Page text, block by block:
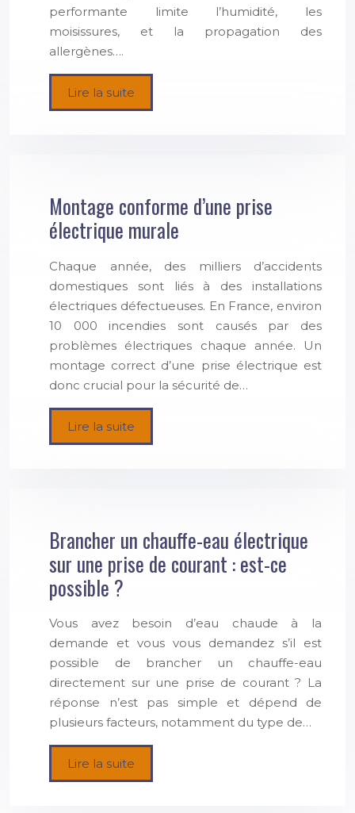
performante limite l’humidité, les
moisissures, et la propagation des
allergènes….
Lire la suite
Montage conforme d’une prise
électrique murale
Chaque année, des milliers d’accidents
domestiques sont liés à des installations
électriques défectueuses. En France, environ
10 000 incendies sont causés par des
problèmes électriques chaque année. Un
montage correct d’une prise électrique est
donc crucial pour la sécurité de…
Lire la suite
Brancher un chauffe-eau électrique
sur une prise de courant : est-ce
possible ?
Vous avez besoin d’eau chaude à la
demande et vous vous demandez s’il est
possible de brancher un chauffe-eau
directement sur une prise de courant ? La
réponse n’est pas simple et dépend de
plusieurs facteurs, notamment du type de…
Lire la suite